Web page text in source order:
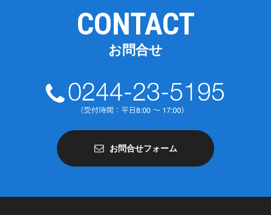
CONTACT
お問合せ
お問合せフォーム